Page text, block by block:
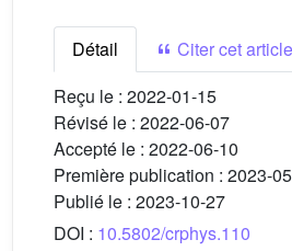
Détail
Citer cet article
Reçu le : 2022-01-15
Révisé le : 2022-06-07
Accepté le : 2022-06-10
Première publication : 2023-
Publié le : 2023-10-27
DOI : 10.5802/crphys.110